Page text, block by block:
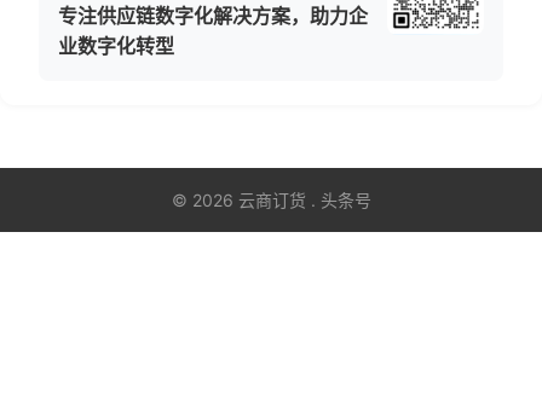
专注供应链数字化解决方案，助力企
业数字化转型
© 2026 云商订货 . 头条号